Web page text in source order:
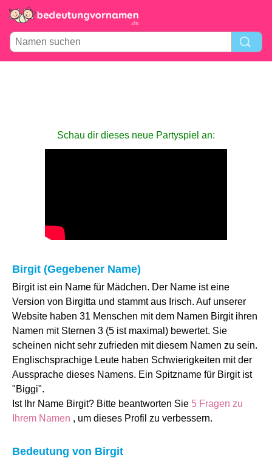
Schau dir dieses neue Partyspiel an:
Birgit (Gegebener Name)
Birgit ist ein Name für Mädchen. Der Name ist eine
Version von Birgitta und stammt aus Irisch. Auf unserer
Website haben 31 Menschen mit dem Namen Birgit ihren
Namen mit Sternen 3 (5 ist maximal) bewertet. Sie
scheinen nicht sehr zufrieden mit diesem Namen zu sein.
Englischsprachige Leute haben Schwierigkeiten mit der
Aussprache dieses Namens. Ein Spitzname für Birgit ist
"Biggi".
Ist Ihr Name Birgit? Bitte beantworten Sie 5 Fragen zu
Ihrem Namen , um dieses Profil zu verbessern.
Bedeutung von Birgit